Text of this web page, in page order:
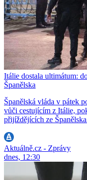
Itálie dostala ultimátum:
Španělska
Španělská vláda v pátek
vůči cestujícím z Itálie,
přijíždějících ze
Aktuálně.cz - Zprávy
dnes, 12:30